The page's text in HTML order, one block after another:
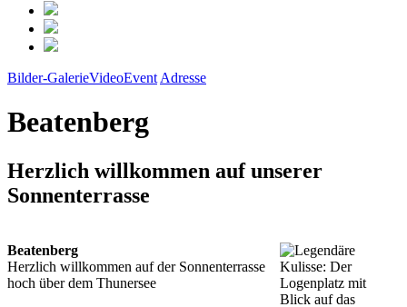
Bilder-GalerieVideoEvent Adresse
Beatenberg
Herzlich willkommen auf unserer
Sonnenterrasse
Beatenberg
Herzlich willkommen auf der Sonnenterrasse
hoch über dem Thunersee